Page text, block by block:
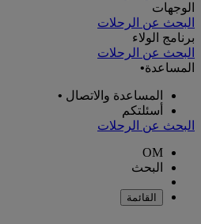
الوجهات
البحث عن الرحلات
برنامج الولاء
البحث عن الرحلات
المساعدة•
المساعدة والاتصال •
أسئلتكم
البحث عن الرحلات
OM
البحث
القائمة